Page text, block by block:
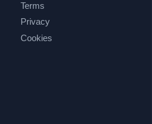
Terms
Privacy
Cookies